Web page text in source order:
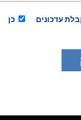
לכלול את שם החפץ
יש לבצע כל ישום
עדכונים כן